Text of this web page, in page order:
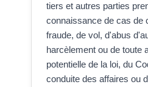
tiers et autres parties
connaissance de cas de
fraude, de vol, d'abus
harcèlement ou de toute
potentielle de la loi, du
conduite des affaires ou